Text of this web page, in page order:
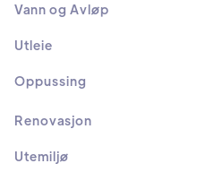
Vann og Avløp
Utleie
Oppussing
Renovasjon
Utemiljø